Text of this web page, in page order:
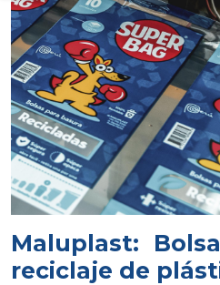
Maluplast:
reciclaje de